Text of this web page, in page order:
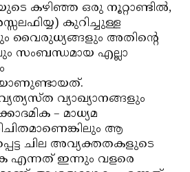
കഴിഞ്ഞ ഒരു നൂറ്റാണ്ടില്‍,
കുറിച്ചുള്ള
വൈരുധ്യങ്ങളും അതിന്റെ
സംബന്ധമായ എല്ലാ
വ്യാഖ്യാനങ്ങളും
– മാധ്യമ
ആ
ചില അവ്യക്തതകളുടെ
എന്നത് ഇന്നും വളരെ